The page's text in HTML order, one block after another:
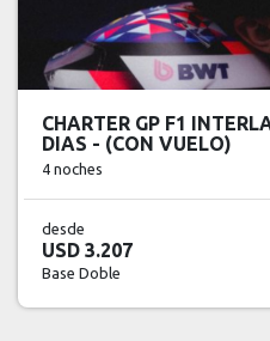
CHARTER GP F1
DIAS - (CON VUELO)
4 noches
desde
USD 3.207
Base Doble